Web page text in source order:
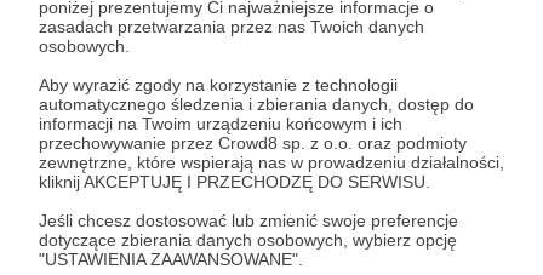
poniżej prezentujemy Ci najważniejsze informacje o
zasadach przetwarzania przez nas Twoich danych
osobowych.
Aby wyrazić zgody na korzystanie z technologii
automatycznego śledzenia i zbierania danych, dostęp do
informacji na Twoim urządzeniu końcowym i ich
przechowywanie przez Crowd8 sp. z o.o. oraz podmioty
zewnętrzne, które wspierają nas w prowadzeniu działalności,
kliknij AKCEPTUJĘ I PRZECHODZĘ DO SERWISU.
Jeśli chcesz dostosować lub zmienić swoje preferencje
dotyczące zbierania danych osobowych, wybierz opcję
"USTAWIENIA ZAAWANSOWANE".
The Only One – Podcast Globalnej Rodziny | PPTV